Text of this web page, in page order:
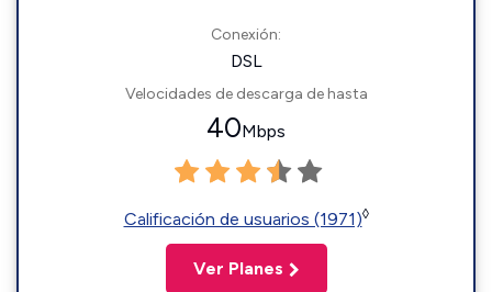
Conexión:
DSL
Velocidades de descarga de hasta
40Mbps
Calificación de usuarios (1971)◊
Ver Planes